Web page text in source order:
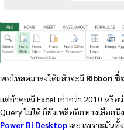
พอโหลดมาลงได้แล้วจะมี Ribbon ชื่
แต่ถ้าคุณมี Excel เก่ากว่า 2010 หรื
Query ไม่ได้ ก็ยังเหลืออีกทางเลือกนึ
Power BI Desktopเลย เพราะมันทั้